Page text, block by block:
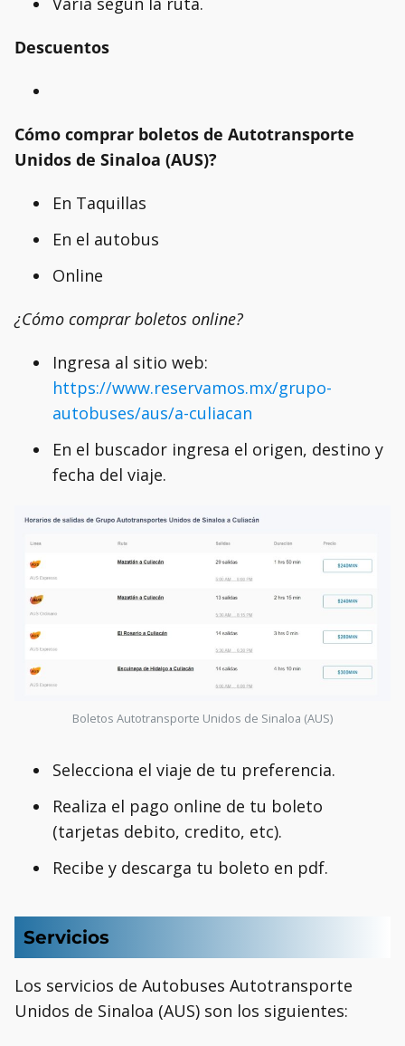
Descuentos
Cómo comprar boletos de Autotransporte
Unidos de Sinaloa (AUS)?
En Taquillas
En el autobus
Online
¿Cómo comprar boletos online?
Ingresa al sitio web:
https://www.reservamos.mx/grupo-
autobuses/aus/a-culiacan
En el buscador ingresa el origen, destino y
fecha del viaje.
Boletos Autotransporte Unidos de Sinaloa (AUS)
Selecciona el viaje de tu preferencia.
Realiza el pago online de tu boleto
(tarjetas debito, credito, etc).
Recibe y descarga tu boleto en pdf.
Servicios
Los servicios de Autobuses Autotransporte
Unidos de Sinaloa (AUS) son los siguientes: